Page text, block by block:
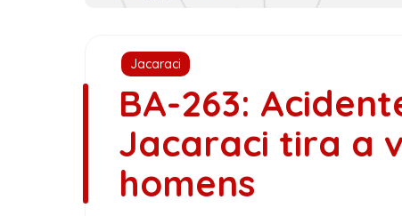
Jacaraci
BA-263:
Jacaraci tira a
homens